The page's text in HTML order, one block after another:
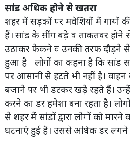
सांड अधिक होने से खतरा
शहर में सड़कों पर मवेशियों में गायों
हैं। सांड के सींग बड़े व ताकतवर होने से
उठाकर फेकने व उनकी तरफ दौड़ने
हुआ है। लोगों का कहना है कि सांड
पर आसानी से हटते भी नहीं है।
बजाने पर भी डटकर खड़े रहते हैं।
करने का डर हमेशा बना रहता है।
से शहर में सांडों द्वारा लोगों को
घटनाएं हुई हैं। उससे अधिक डर लगने